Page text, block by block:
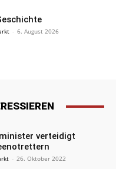
- 6. August 2026
verteidigt
- 26. Oktober 2022